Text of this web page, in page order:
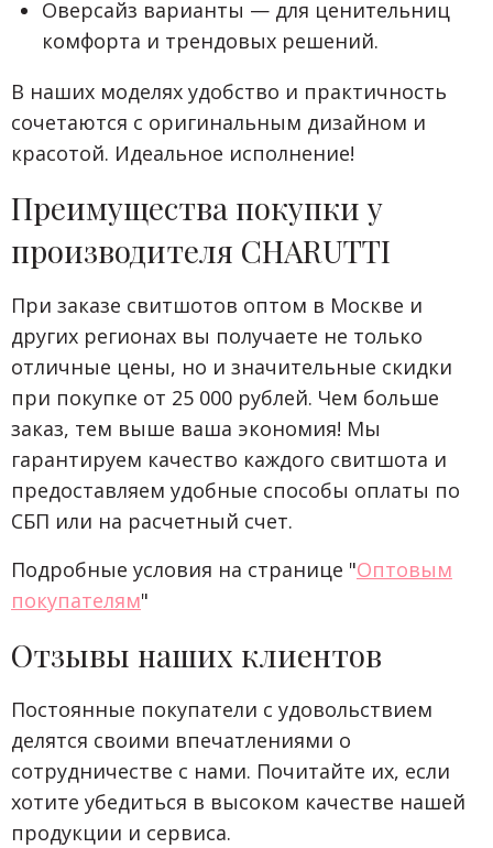
Оверсайз варианты — для ценительниц
комфорта и трендовых решений.
В наших моделях удобство и практичность
сочетаются с оригинальным дизайном и
красотой. Идеальное исполнение!
Преимущества покупки у
производителя CHARUTTI
При заказе свитшотов оптом в Москве и
других регионах вы получаете не только
отличные цены, но и значительные скидки
при покупке от 25 000 рублей. Чем больше
заказ, тем выше ваша экономия! Мы
гарантируем качество каждого свитшота и
предоставляем удобные способы оплаты по
СБП или на расчетный счет.
Подробные условия на странице "Оптовым
покупателям"
Отзывы наших клиентов
Постоянные покупатели с удовольствием
делятся своими впечатлениями о
сотрудничестве с нами. Почитайте их, если
хотите убедиться в высоком качестве нашей
продукции и сервиса.